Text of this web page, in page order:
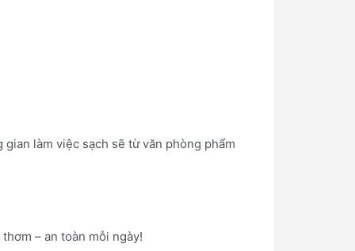
làm việc sạch sẽ từ văn phòng phẩm
– an toàn mỗi ngày!